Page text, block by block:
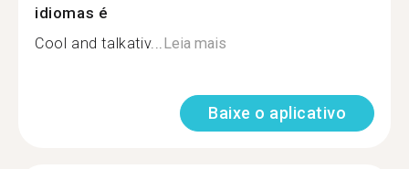
idiomas é
Cool and talkativ...Leia mais
Baixe o aplicativo